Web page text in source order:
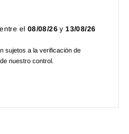
el 08/08/26y13/08/26
sujetos a la verificación de
nuestro control.